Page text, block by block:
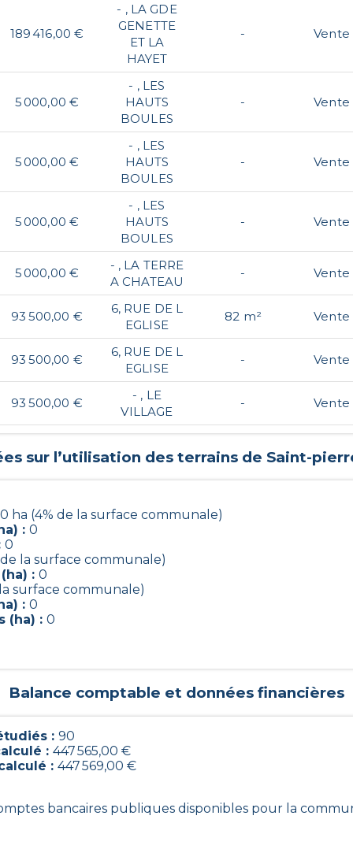
189 416,00 €
- , LA GDE
GENETTE
ET LA
HAYET
- Vente
5 000,00 €
- , LES
HAUTS
BOULES
- Vente
5 000,00 €
- , LES
HAUTS
BOULES
- Vente
5 000,00 €
- , LES
HAUTS
BOULES
- Vente
5 000,00 €
- , LA TERRE
A CHATEAU
- Vente
93 500,00 €
6, RUE DE L
EGLISE
82 m² Vente
93 500,00 €
6, RUE DE L
EGLISE
- Vente
93 500,00 €
- , LE
VILLAGE
- Vente
sur l’utilisation des terrains de Saint-
ha (4% de la surface communale)
: 0
0
de la surface communale)
: 0
surface communale)
: 0
(ha) : 0
Balance comptable et données financières
: 90
: 447 565,00 €
: 447 569,00 €
bancaires publiques disponibles pour la